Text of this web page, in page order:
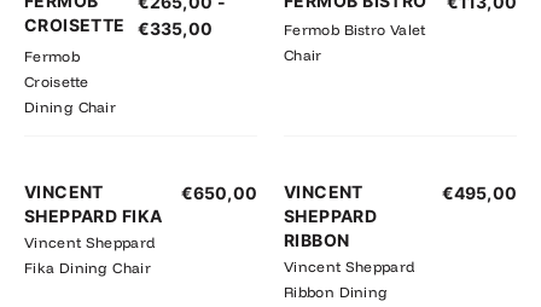
NIEUW
CROISETTE
Fermob
Croisette
Dining Chair
€335,00
€265,00
€335,00
Fermob Bistro Valet
Chair
VINCENT
SHEPPARD FIKA
Vincent Sheppard
Fika Dining Chair
€650,00
VINCENT
SHEPPARD
RIBBON
Vincent Sheppard
Ribbon Dining
€495,00